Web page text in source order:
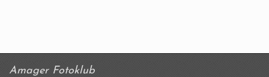
Amager Fotoklub